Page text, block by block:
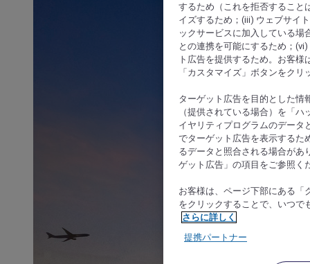
するため（これを拒否すること
イズするため；(iii) ウェブサイ
ックサービスに加入している場
との連携を可能にするため；
ト広告を提供するため。お客
「カスタマイズ」ボタンをク
ターゲット広告を目的とした情
（提供されている場合）を「
イヤリティプログラムのデータ
でターゲット広告を表示するた
るデータと照合される場合があ
ゲット広告」の項目をご参照く
お客様は、ページ下部にある「
をクリックすることで、いつで
さらに詳しく
提携パートナー